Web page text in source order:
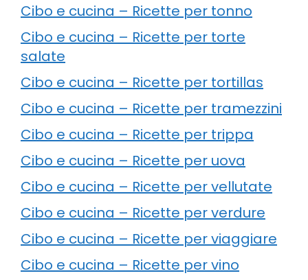
Cibo e cucina – Ricette per tonno
Cibo e cucina – Ricette per torte
salate
Cibo e cucina – Ricette per tortillas
Cibo e cucina – Ricette per tramezzini
Cibo e cucina – Ricette per trippa
Cibo e cucina – Ricette per uova
Cibo e cucina – Ricette per vellutate
Cibo e cucina – Ricette per verdure
Cibo e cucina – Ricette per viaggiare
Cibo e cucina – Ricette per vino